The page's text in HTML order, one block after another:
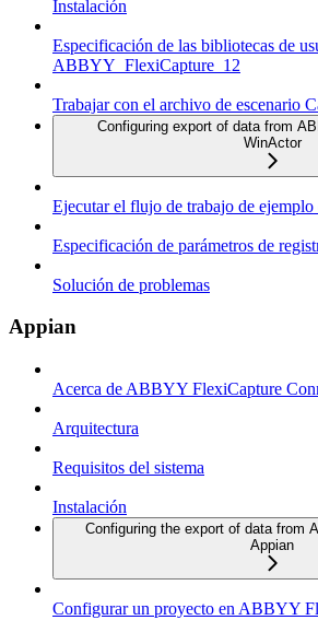
Instalación
Especificación de las bibliotecas de
ABBYY_FlexiCapture_12
Trabajar con el archivo de escenario
Configuring export of data from
WinActor
Ejecutar el flujo de trabajo de
Especificación de parámetros de
Solución de problemas
Appian
Acerca de ABBYY FlexiCapture
Arquitectura
Requisitos del sistema
Instalación
Configuring the export of data from
Appian
Configurar un proyecto en ABBYY